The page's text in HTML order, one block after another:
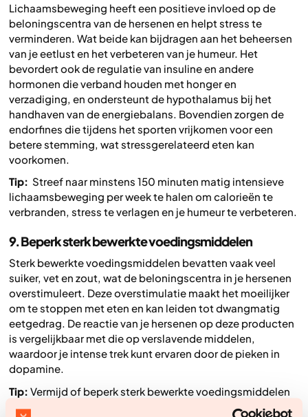
Lichaamsbeweging heeft een positieve invloed op de
beloningscentra van de hersenen en helpt stress te
verminderen. Wat beide kan bijdragen aan het beheersen
van je eetlust en het verbeteren van je humeur. Het
bevordert ook de regulatie van insuline en andere
hormonen die verband houden met honger en
verzadiging, en ondersteunt de hypothalamus bij het
handhaven van de energiebalans. Bovendien zorgen de
endorfines die tijdens het sporten vrijkomen voor een
betere stemming, wat stressgerelateerd eten kan
voorkomen.
Tip: Streef naar minstens 150 minuten matig intensieve
lichaamsbeweging per week te halen om calorieën te
verbranden, stress te verlagen en je humeur te verbeteren.
9. Beperk sterk bewerkte voedingsmiddelen
Sterk bewerkte voedingsmiddelen bevatten vaak veel
suiker, vet en zout, wat de beloningscentra in je hersenen
overstimuleert. Deze overstimulatie maakt het moeilijker
om te stoppen met eten en kan leiden tot dwangmatig
eetgedrag. De reactie van je hersenen op deze producten
is vergelijkbaar met die op verslavende middelen,
waardoor je intense trek kunt ervaren door de pieken in
dopamine.
Tip: Vermijd of beperk sterk bewerkte voedingsmiddelen
in je dieet. Focus op voedingsmiddelen die rijk zijn aan